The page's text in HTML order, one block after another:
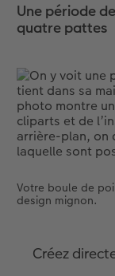
Une période
quatre pattes
Votre boule de
design mignon.
Créez